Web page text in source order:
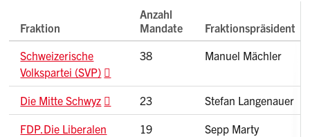
Fraktion
Anzahl
Mandate
Fraktionspräsident
Schweizerische
Volkspartei (SVP)
38 Manuel Mächler
Die Mitte Schwyz 23 Stefan Langenauer
FDP.Die Liberalen
19 Sepp Marty